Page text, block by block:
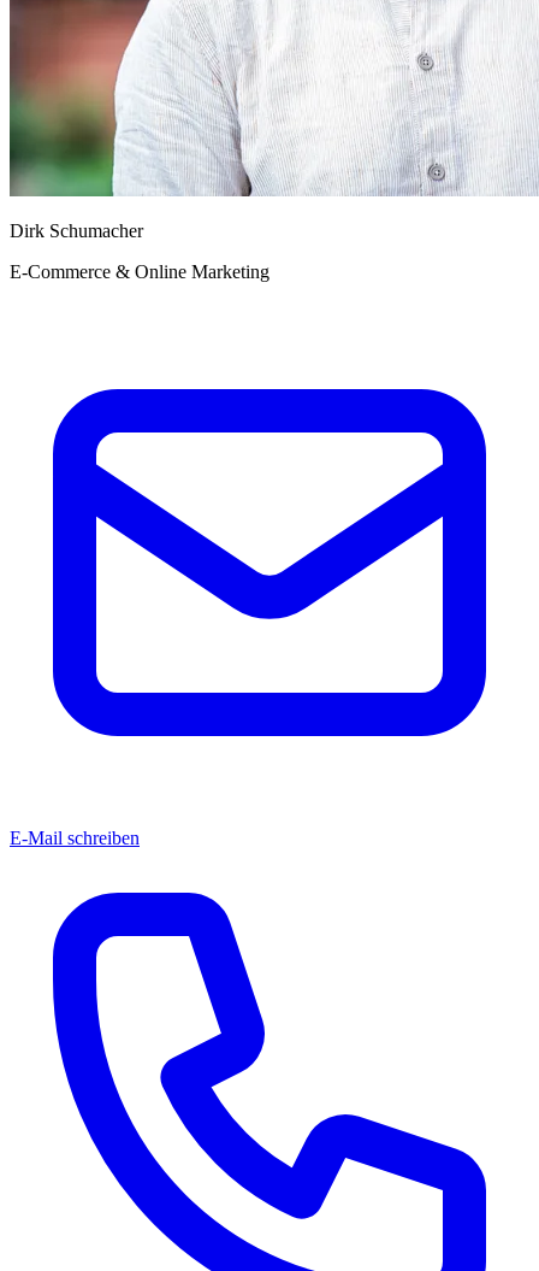
Dirk Schumacher
E-Commerce & Online Marketing
E-Mail schreiben